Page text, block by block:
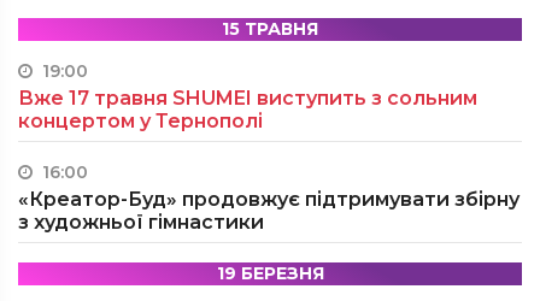
15 ТРАВНЯ
19:00
Вже 17 травня SHUMEI виступить з сольним
концертом у Тернополі
16:00
«Креатор-Буд» продовжує підтримувати збірну
з художньої гімнастики
19 БЕРЕЗНЯ